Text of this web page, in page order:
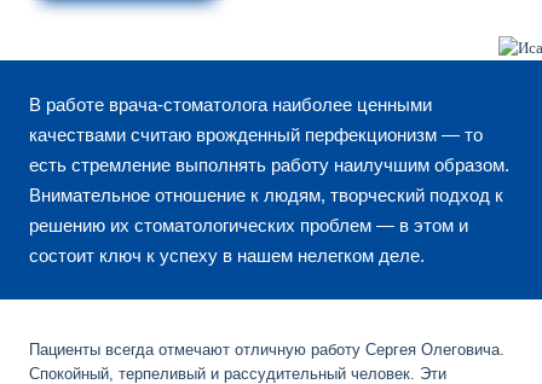
В работе врача-стоматолога наиболее ценными
качествами считаю врожденный перфекционизм — то
есть стремление выполнять работу наилучшим образом.
Внимательное отношение к людям, творческий подход к
решению их стоматологических проблем — в этом и
состоит ключ к успеху в нашем нелегком деле.
Пациенты всегда отмечают отличную работу Сергея Олеговича.
Спокойный, терпеливый и рассудительный человек. Эти